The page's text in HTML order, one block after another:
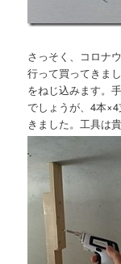
さっそく、コロナ
行って買ってきま
をねじ込みます。
でしょうが、4本
きました。工具は